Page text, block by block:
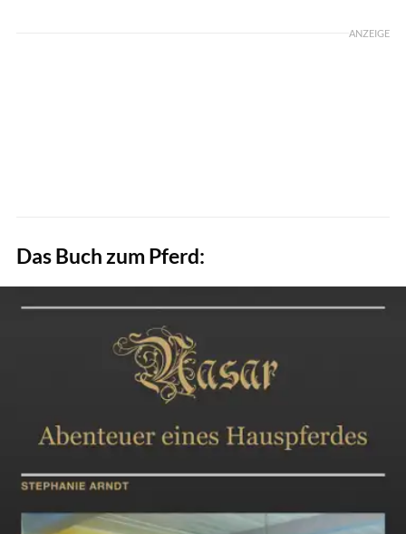
ANZEIGE
Das Buch zum Pferd: